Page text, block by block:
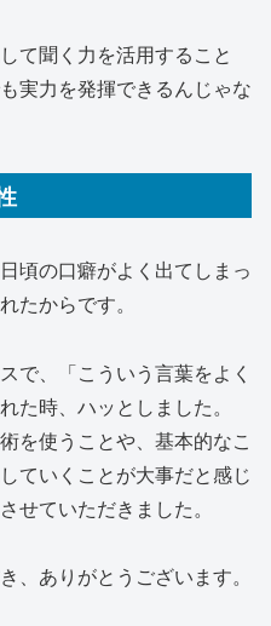
て聞く力を活用すること
実力を発揮できるんじゃな
頃の口癖がよく出てしまっ
たからです。
で、「こういう言葉をよく
た時、ハッとしました。
を使うことや、基本的なこ
ていくことが大事だと感じ
せていただきました。
、ありがとうございます。